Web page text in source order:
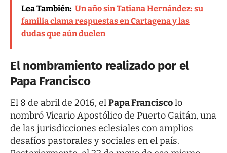
Lea También: Un año sin Tatiana Hernández: su
familia clama respuestas en Cartagena y las
dudas que aún duelen
El nombramiento realizado por el
Papa Francisco
El 8 de abril de 2016, elPapa Franciscolo
nombró Vicario Apostólico de Puerto Gaitán, una
de las jurisdicciones eclesiales con amplios
desafíos pastorales y sociales en el país.